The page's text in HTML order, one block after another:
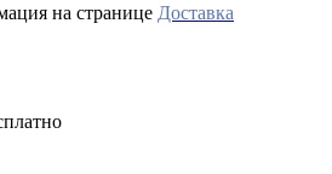
на странице Доставка